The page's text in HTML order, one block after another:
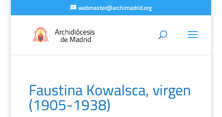
webmaster@archimadrid.org
Faustina Kowalsca, virgen
(1905-1938)